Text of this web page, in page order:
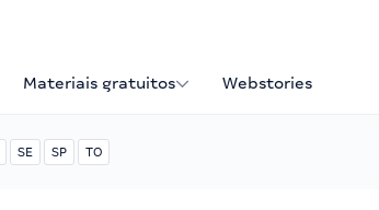
Materiais gratuitos Webstories
SE SP TO